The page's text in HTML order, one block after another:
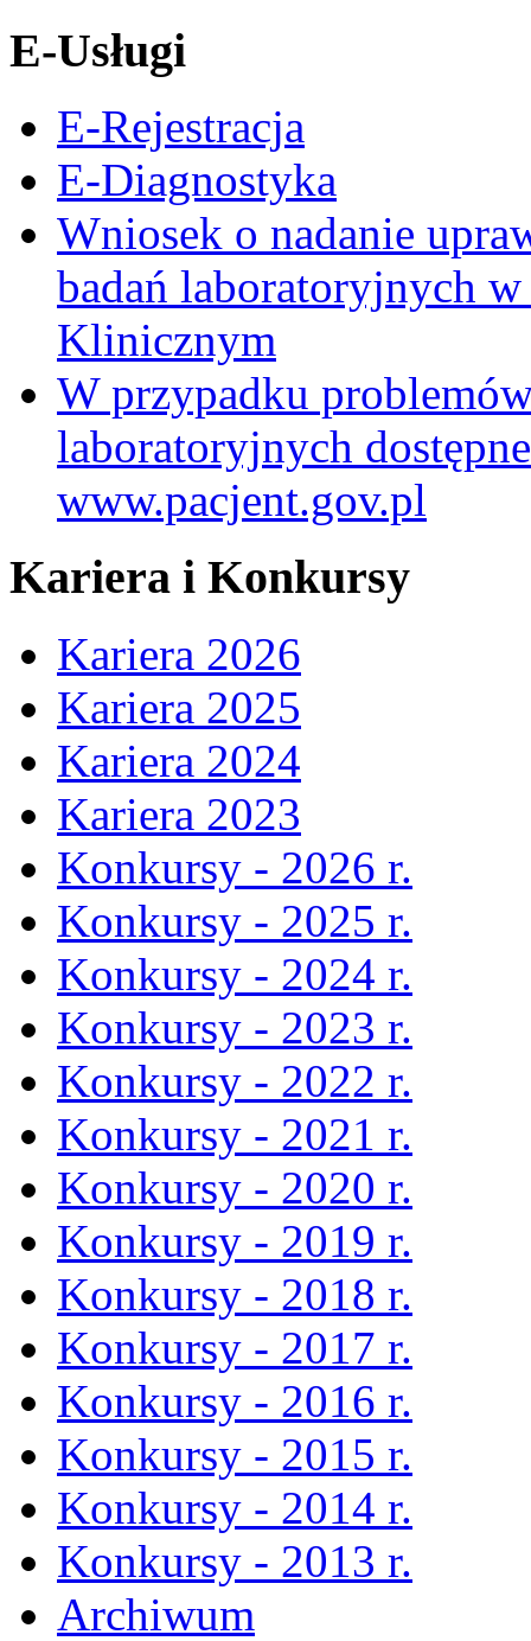
E-Usługi
E-Rejestracja
E-Diagnostyka
Wniosek o nadanie
badań laboratoryjnych
Klinicznym
W przypadku
laboratoryjnych
www.pacjent.gov.pl
Kariera i Konkursy
Kariera 2026
Kariera 2025
Kariera 2024
Kariera 2023
Konkursy - 2026 r.
Konkursy - 2025 r.
Konkursy - 2024 r.
Konkursy - 2023 r.
Konkursy - 2022 r.
Konkursy - 2021 r.
Konkursy - 2020 r.
Konkursy - 2019 r.
Konkursy - 2018 r.
Konkursy - 2017 r.
Konkursy - 2016 r.
Konkursy - 2015 r.
Konkursy - 2014 r.
Konkursy - 2013 r.
Archiwum